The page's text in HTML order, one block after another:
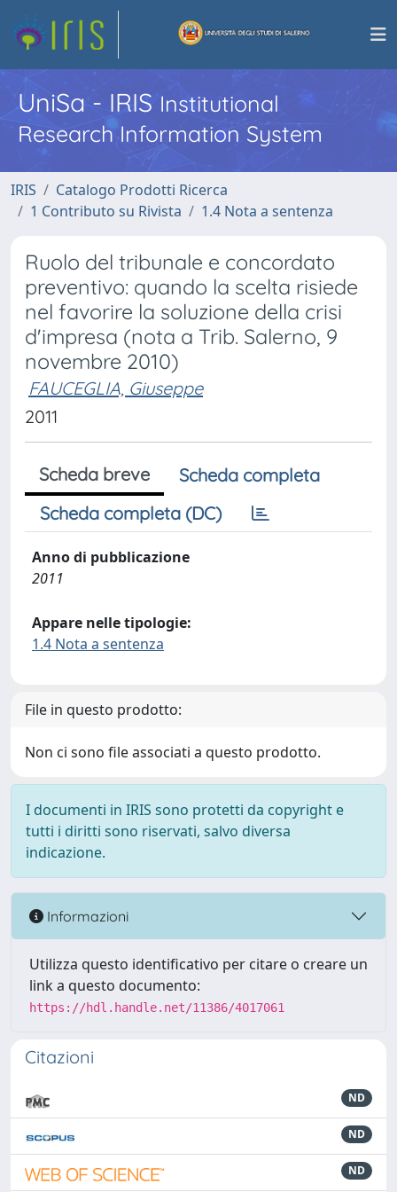
UniSa - IRISInstitutional
Research Information System
IRIS
Catalogo Prodotti Ricerca
1 Contributo su Rivista
1.4 Nota a sentenza
Ruolo del tribunale e concordato
preventivo: quando la scelta risiede
nel favorire la soluzione della crisi
d'impresa (nota a Trib. Salerno, 9
novembre 2010)
FAUCEGLIA, Giuseppe
2011
Scheda breve
Scheda completa
Scheda completa (DC)
Anno di pubblicazione
2011
Appare nelle tipologie:
1.4 Nota a sentenza
File in questo prodotto:
Non ci sono file associati a questo prodotto.
I documenti in IRIS sono protetti da copyright e
tutti i diritti sono riservati, salvo diversa
indicazione.
Informazioni
Utilizza questo identificativo per citare o creare un
link a questo documento:
https://hdl.handle.net/11386/4017061
Citazioni
ND
ND
ND